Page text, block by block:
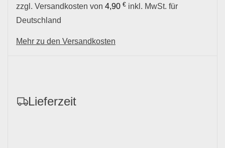
zzgl. Versandkosten von 4,90 € inkl. MwSt. für
Deutschland
Mehr zu den Versandkosten
Lieferzeit